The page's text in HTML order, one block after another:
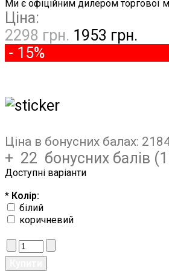
Ми є офіційним дилером торгової
Ціна:
2298 грн. 1953 грн.
- 15%
Ціна в бонусних балах:
+ 22 бонусних балів
Доступні варіанти
* Колір:
білий
коричневий